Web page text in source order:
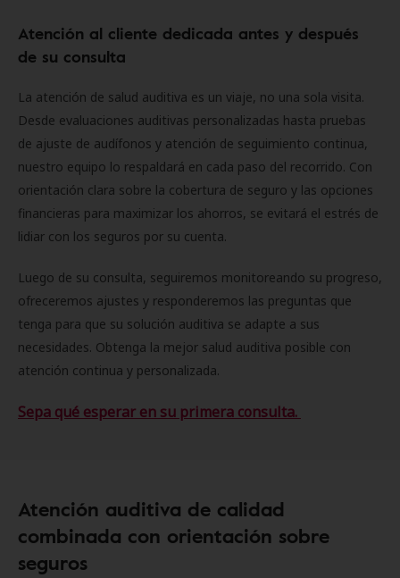
Atención al cliente dedicada antes y después
de su consulta
La atención de salud auditiva es un viaje, no una sola visita.
Desde evaluaciones auditivas personalizadas hasta pruebas
de ajuste de audífonos y atención de seguimiento continua,
nuestro equipo lo respaldará en cada paso del recorrido. Con
orientación clara sobre la cobertura de seguro y las opciones
financieras para maximizar los ahorros, se evitará el estrés de
lidiar con los seguros por su cuenta.
Luego de su consulta, seguiremos monitoreando su progreso,
ofreceremos ajustes y responderemos las preguntas que
tenga para que su solución auditiva se adapte a sus
necesidades. Obtenga la mejor salud auditiva posible con
atención continua y personalizada.
Sepa qué esperar en su primera consulta.
Atención auditiva de calidad
combinada con orientación sobre
seguros